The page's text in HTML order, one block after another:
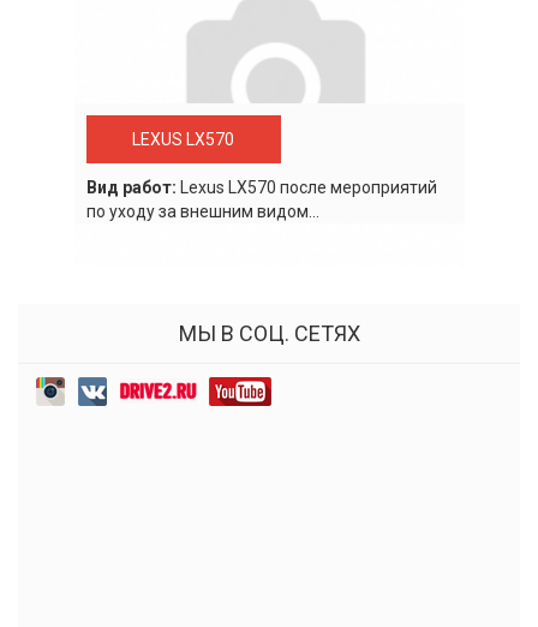
LEXUS LX570
Вид работ: Lexus LХ570 после мероприятий
по уходу за внешним видом...
МЫ В СОЦ. СЕТЯХ